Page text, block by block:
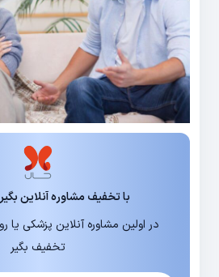
با تخفیف مشاوره آنلاین بگیر
تخفیف بگیر